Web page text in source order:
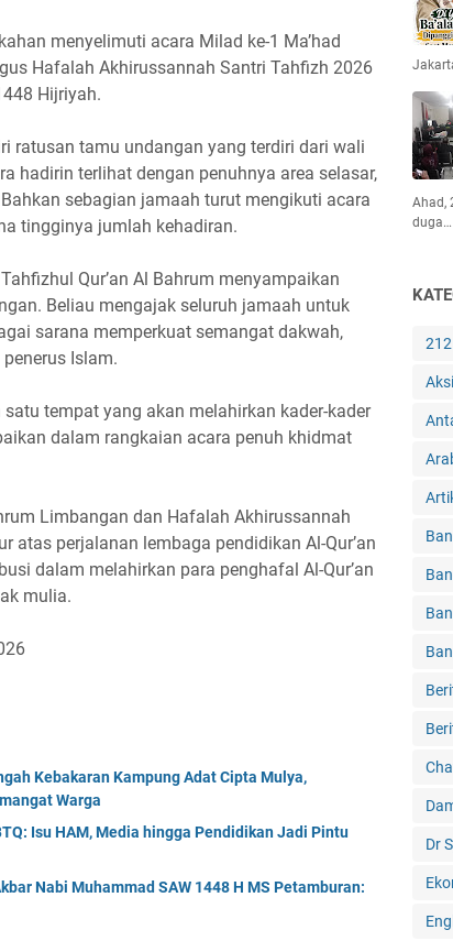
menyelimuti acara Milad ke-1 Ma’had
Hafalah Akhirussannah Santri Tahfizh 2026
Hijriyah.
ratusan tamu undangan yang terdiri dari wali
hadirin terlihat dengan penuhnya area selasar,
sebagian jamaah turut mengikuti acara
tingginya jumlah kehadiran.
Qur’an Al Bahrum menyampaikan
Beliau mengajak seluruh jamaah untuk
sarana memperkuat semangat dakwah,
penerus Islam.
tempat yang akan melahirkan kader-kader
dalam rangkaian acara penuh khidmat
Limbangan dan Hafalah Akhirussannah
perjalanan lembaga pendidikan Al-Qur’an
dalam melahirkan para penghafal Al-Qur’an
mulia.
Kebakaran Kampung Adat Cipta Mulya,
Warga
Isu HAM, Media hingga Pendidikan Jadi Pintu
Nabi Muhammad SAW 1448 H MS Petamburan:
Ahad,
duga…
Dr